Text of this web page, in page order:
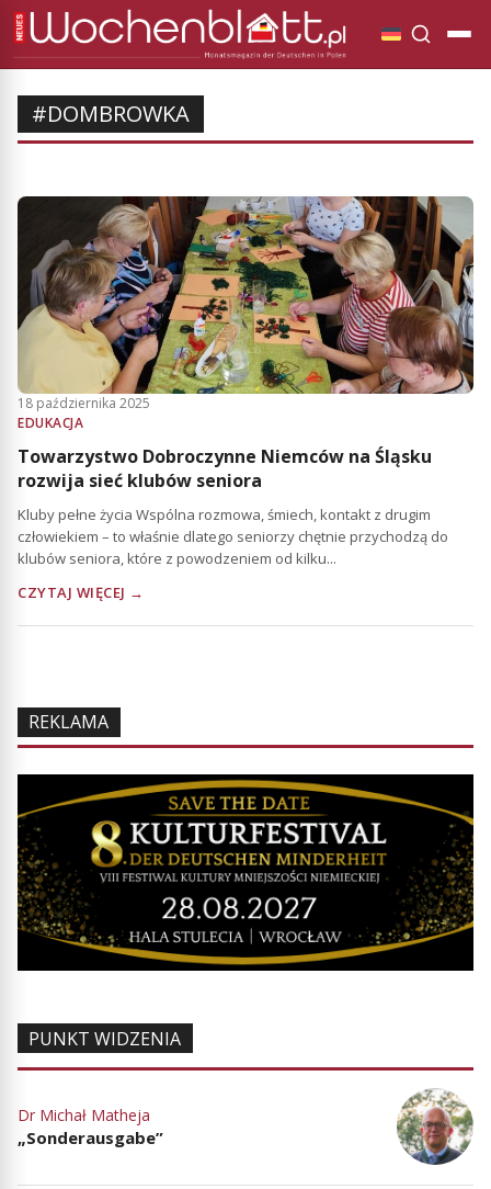
#DOMBROWKA
18 października 2025
EDUKACJA
Towarzystwo Dobroczynne Niemców na Śląsku
rozwija sieć klubów seniora
Kluby pełne życia Wspólna rozmowa, śmiech, kontakt z drugim
człowiekiem – to właśnie dlatego seniorzy chętnie przychodzą do
klubów seniora, które z powodzeniem od kilku...
CZYTAJ WIĘCEJ →
REKLAMA
PUNKT WIDZENIA
Dr Michał Matheja
„Sonderausgabe”